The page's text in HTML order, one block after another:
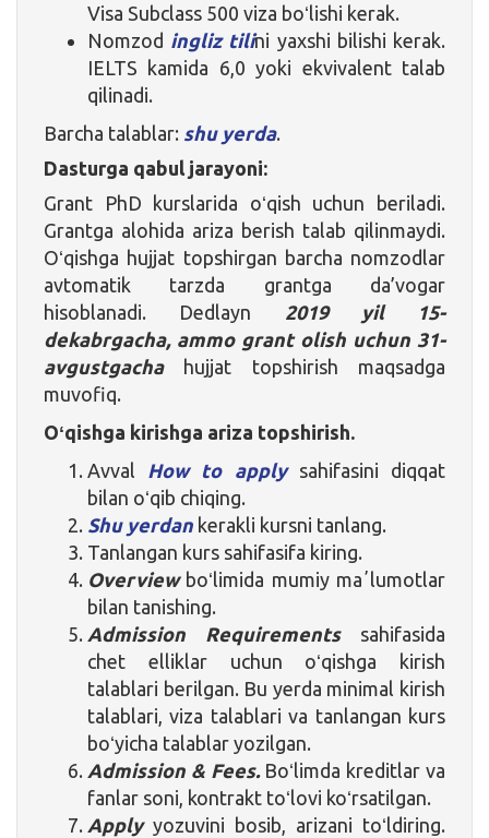
Visa Subclass 500 viza boʻlishi kerak.
Nomzod ingliz tilini yaxshi bilishi kerak.
IELTS kamida 6,0 yoki ekvivalent talab
qilinadi.
Barcha talablar: shu yerda.
Dasturga qabul jarayoni:
Grant PhD kurslarida oʻqish uchun beriladi.
Grantga alohida ariza berish talab qilinmaydi.
Oʻqishga hujjat topshirgan barcha nomzodlar
avtomatik tarzda grantga da’vogar
hisoblanadi. Dedlayn 2019 yil 15-
dekabrgacha, ammo grant olish uchun 31-
avgustgachahujjat topshirish maqsadga
muvofiq.
Oʻqishga kirishga ariza topshirish.
Avval How to applysahifasini diqqat
bilan oʻqib chiqing.
Shu yerdan kerakli kursni tanlang.
Tanlangan kurs sahifasifa kiring.
Overviewboʻlimida mumiy maʼlumotlar
bilan tanishing.
Admission Requirements sahifasida
chet elliklar uchun oʻqishga kirish
talablari berilgan. Bu yerda minimal kirish
talablari, viza talablari va tanlangan kurs
boʻyicha talablar yozilgan.
Admission & Fees.Boʻlimda kreditlar va
fanlar soni, kontrakt toʻlovi koʻrsatilgan.
Applyyozuvini bosib, arizani toʻldiring.